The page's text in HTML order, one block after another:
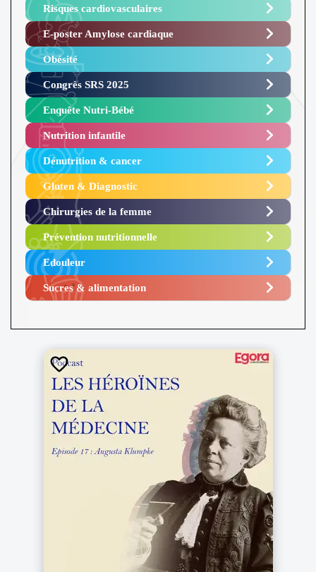
Risques cardiovasculaires
E-poster Amylose cardiaque ​
Obésité ​
Congrès SRS 2025 ​
Enquête Nutri-Bébé ​
Nutrition infantile
Dénutrition & cancer
Gluten & Diagnostic
Chirurgies de la femme
Prévention nutritionnelle
Edouleur​
Sucres & alimentation​